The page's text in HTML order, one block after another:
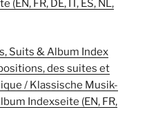
FR, DE, IT, ES, NL,
Suits & Album Index
des suites et
/ Klassische Musik-
Indexseite (EN, FR,